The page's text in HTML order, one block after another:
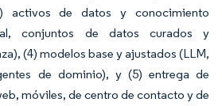
activos de datos y conocimiento
conjuntos de datos curados y
(4) modelos base y ajustados (LLM,
de dominio), y (5) entrega de
móviles, de centro de contacto y de